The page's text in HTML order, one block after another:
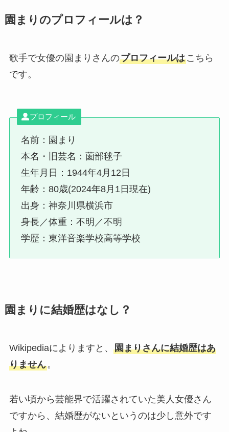
園まりのプロフィールは？
歌手で女優の園まりさんのプロフィールはこちら
です。
プロフィール
名前：園まり
本名・旧芸名：薗部毬子
生年月日：1944年4月12日
年齢：80歳(2024年8月1日現在)
出身：神奈川県横浜市
身長／体重：不明／不明
学歴：東洋音楽学校高等学校
園まりに結婚歴はなし？
Wikipediaによりますと、 園まりさんに結婚歴はあ
りません。
若い頃から芸能界で活躍されていた美人女優さん
ですから、結婚歴がないというのは少し意外です